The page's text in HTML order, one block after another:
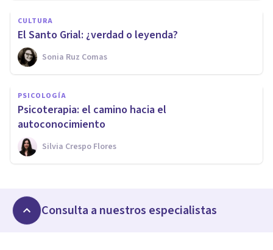
CULTURA
El Santo Grial: ¿verdad o leyenda?
Sonia Ruz Comas
PSICOLOGÍA
Psicoterapia: el camino hacia el
autoconocimiento
Silvia Crespo Flores
Consulta a nuestros especialistas